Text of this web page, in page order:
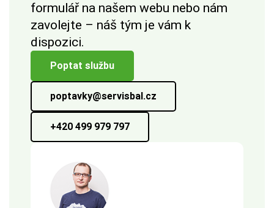
formulář na našem webu nebo nám
zavolejte – náš tým je vám k
dispozici.
Poptat službu
poptavky@servisbal.cz
+420 499 979 797